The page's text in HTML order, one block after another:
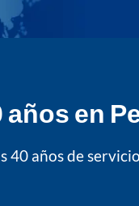
en
40 años de